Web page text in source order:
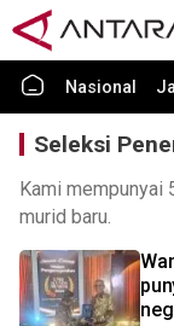
Nasional
Seleksi
Kami mempunyai
murid baru.